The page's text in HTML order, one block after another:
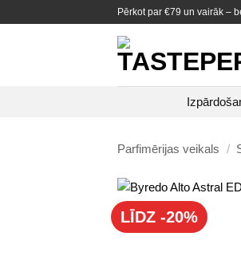
to
Pērkot par €79 un vairāk –
Parfimērijas veikals /
LĪDZ -20%